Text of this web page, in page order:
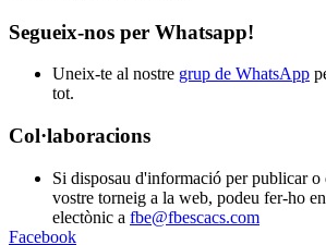
Segueix-nos per Whatsapp!
Uneix-te al nostre grup de WhatsApp
tot.
Col·laboracions
Si disposau d'informació per publicar o
vostre torneig a la web, podeu fer-ho
electònic a fbe@fbescacs.com
Facebook